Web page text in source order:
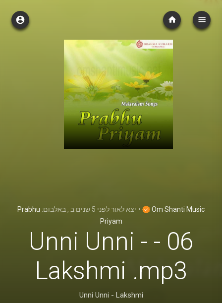
Om Shanti Music
• יצא לאורלפני 5 שנים ב , באלבום: Prabhu
Priyam
06 - Unni Unni -
Lakshmi .mp3
Unni Unni - Lakshmi